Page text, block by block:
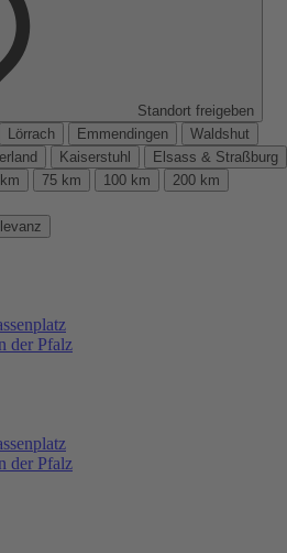
Standort freigeben
Lörrach Emmendingen
Waldshut
Kaiserstuhl
Elsass & Straßburg
75 km 100 km
200 km
der Pfalz
der Pfalz